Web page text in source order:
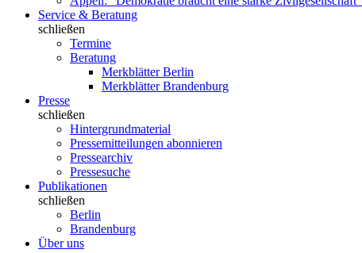
Service & Beratung
schließen
Termine
Beratung
Merkblätter Berlin
Merkblätter Brandenburg
Presse
schließen
Hintergrundmaterial
Pressemitteilungen abonnieren
Pressearchiv
Pressesuche
Publikationen
schließen
Berlin
Brandenburg
Über uns